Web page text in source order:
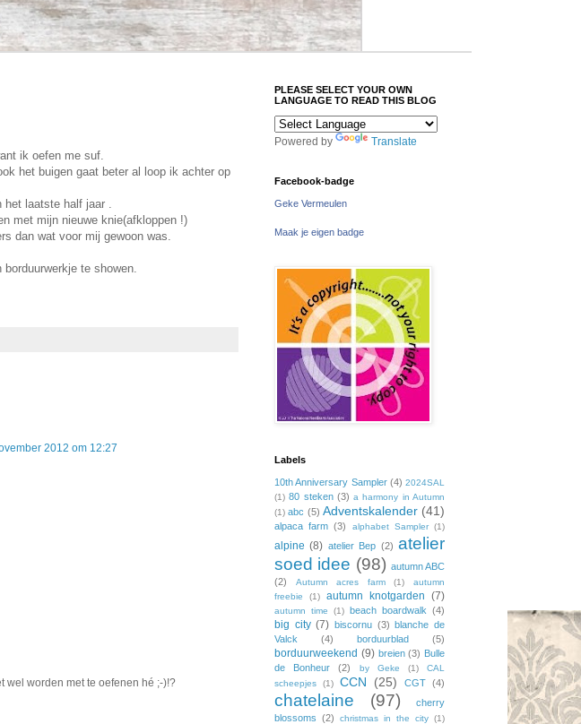
ik oefen me suf.
het buigen gaat beter al loop ik achter op
laatste half jaar .
met mijn nieuwe knie(afkloppen !)
dan wat voor mij gewoon was.
te showen.
2012 om 12:27
wel worden met te oefenen hé ;-)!?
PLEASE SELECT YOUR OWN
LANGUAGE TO READ THIS BLOG
Powered by Translate
Facebook-badge
Geke Vermeulen
Maak je eigen badge
Labels
10th Anniversary Sampler (4) 2024SAL
(1) 80 steken (3) a harmony in Autumn
(1) abc (5) Adventskalender (41)
alpaca farm (3) alphabet Sampler (1)
alpine (8) atelier Bep (2) atelier
soed idee (98) autumn ABC
(2)
Autumn acres farm (1)
autumn
freebie
(1) autumn knotgarden (7)
autumn time (1) beach boardwalk (4)
big city (7) biscornu (3) blanche de
Valck
(4) borduurblad (5)
borduurweekend (9) breien (3) Bulle
de Bonheur
(2) by Geke (1)
CAL
scheepjes
(1) CCN (25) CGT (4)
chatelaine (97)
cherry
blossoms (2) christmas in the city (1)